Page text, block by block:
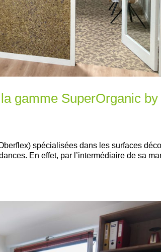
gamme SuperOrganic by
spécialisées dans les surfaces
En effet, par l’intermédiaire de sa